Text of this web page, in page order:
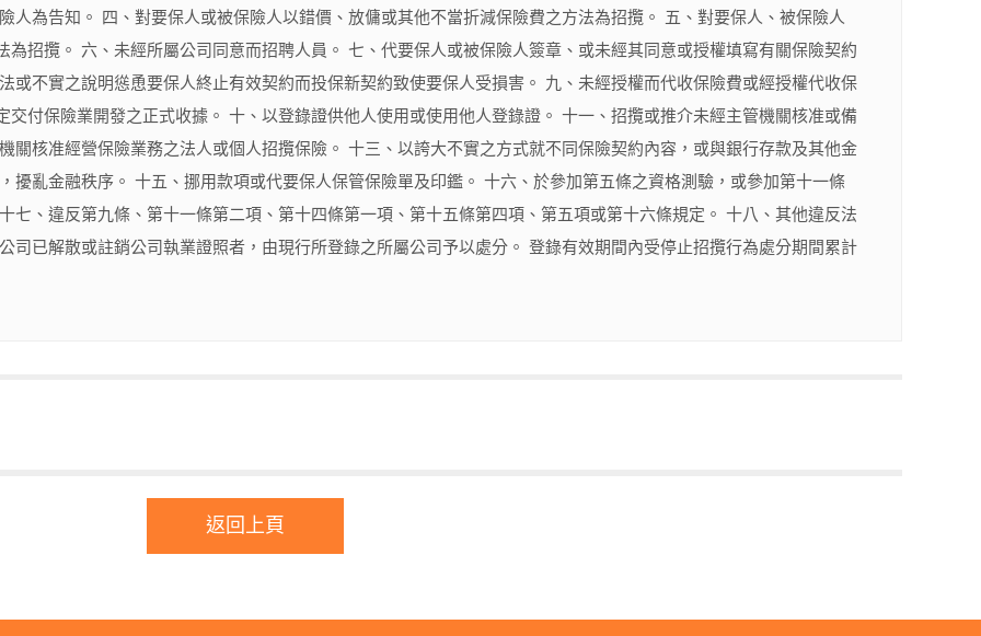
人為告知。 四、對要保人或被保險人以錯價、放傭或其他不當折減保險費之方法為招攬。 五、對要保人、被保險人
招攬。 六、未經所屬公司同意而招聘人員。 七、代要保人或被保險人簽章、或未經其同意或授權填寫有關保險契約
或不實之說明慫恿要保人終止有效契約而投保新契約致使要保人受損害。 九、未經授權而代收保險費或經授權代收保
付保險業開發之正式收據。 十、以登錄證供他人使用或使用他人登錄證。 十一、招攬或推介未經主管機關核准或備
關核准經營保險業務之法人或個人招攬保險。 十三、以誇大不實之方式就不同保險契約內容，或與銀行存款及其他金
擾亂金融秩序。 十五、挪用款項或代要保人保管保險單及印鑑。 十六、於參加第五條之資格測驗，或參加第十一條
七、違反第九條、第十一條第二項、第十四條第一項、第十五條第四項、第五項或第十六條規定。 十八、其他違反法
司已解散或註銷公司執業證照者，由現行所登錄之所屬公司予以處分。 登錄有效期間內受停止招攬行為處分期間累計
返回上頁